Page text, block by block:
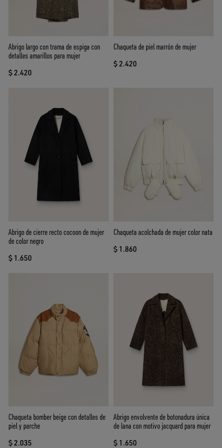
Abrigo largo con trama de espiga con
detalles amarillos para mujer
$ 2.420
Chaqueta de piel marrón de mujer
$ 2.420
Abrigo de cierre recto cocoon de mujer
de color negro
$ 1.650
Chaqueta acolchada de mujer color nata
$ 1.860
Chaqueta bomber beige con detalles de
piel y parche
$ 2.035
Abrigo envolvente de botonadura única
de lana con motivo jacquard para mujer
$ 1.650